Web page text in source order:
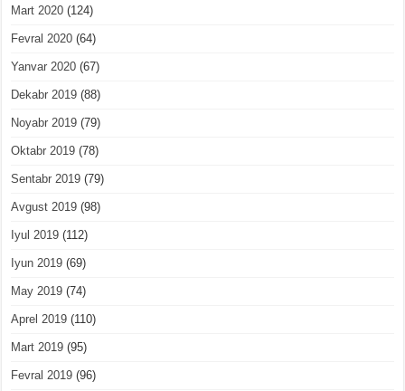
Mart 2020 (124)
Fevral 2020 (64)
Yanvar 2020 (67)
Dekabr 2019 (88)
Noyabr 2019 (79)
Oktabr 2019 (78)
Sentabr 2019 (79)
Avgust 2019 (98)
Iyul 2019 (112)
Iyun 2019 (69)
May 2019 (74)
Aprel 2019 (110)
Mart 2019 (95)
Fevral 2019 (96)